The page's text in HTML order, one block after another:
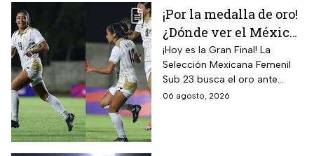
¡Por la medalla de oro!
¿Dónde ver el México
vs Colombia Femenil?
Así puedes seguir la
Gran Final EN VIVO
¡Hoy es la Gran Final! La
Selección Mexicana Femenil
Sub 23 busca el oro ante
Colombia en los Juegos
06 agosto, 2026